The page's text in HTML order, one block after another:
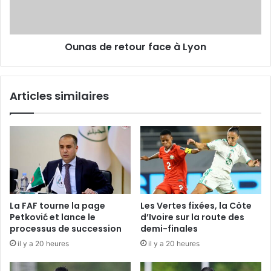
Ounas de retour face à Lyon
Articles similaires
La FAF tourne la page
Petković et lance le
processus de succession
il y a 20 heures
Les Vertes fixées, la Côte
d’Ivoire sur la route des
demi-finales
il y a 20 heures